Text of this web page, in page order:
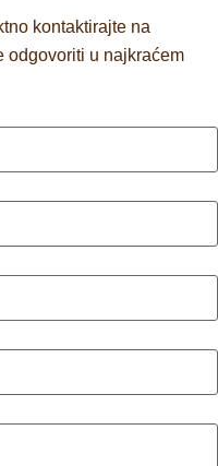
kontaktirajte na
odgovoriti u najkraćem